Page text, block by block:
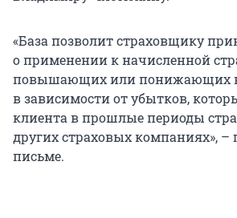
«База позволит страховщику
о применении к начисленной
повышающих или понижающих
в зависимости от убытков,
клиента в прошлые периоды
других страховых компаниях», –
письме.